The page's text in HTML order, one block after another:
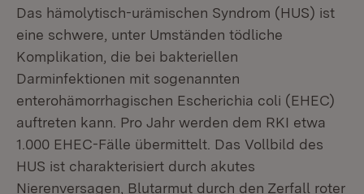
Das hämolytisch-urämischen Syndrom (HUS) ist
eine schwere, unter Umständen tödliche
Komplikation, die bei bakteriellen
Darminfektionen mit sogenannten
enterohämorrhagischen Escherichia coli (EHEC)
auftreten kann. Pro Jahr werden dem RKI etwa
1.000 EHEC-Fälle übermittelt. Das Vollbild des
HUS ist charakterisiert durch akutes
Nierenversagen, Blutarmut durch den Zerfall roter